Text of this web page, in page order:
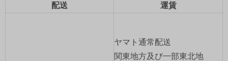
ー
配送
運賃
ヤマト通常配送
関東地方及び一部東北地